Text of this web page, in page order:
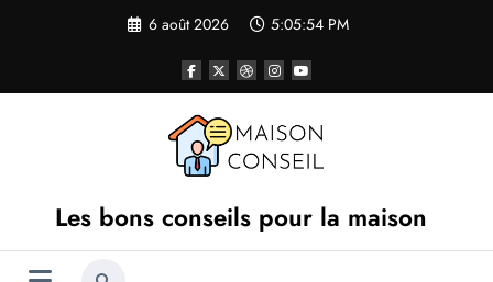
6 août 2026 5:05:54 PM
Les bons conseils pour la maison